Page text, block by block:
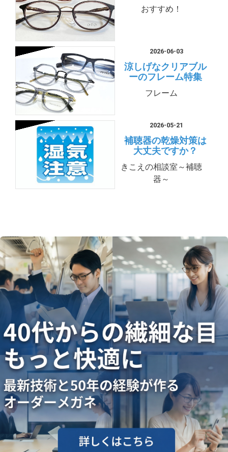
おすすめ！
2026-06-03
涼しげなクリアブル
ーのフレーム特集
フレーム
2026-05-21
補聴器の乾燥対策は
大丈夫ですか？
きこえの相談室～補聴
器～